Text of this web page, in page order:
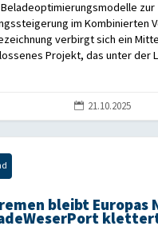
zur
im Kombinierten
verbirgt sich ein
Projekt, das unter der
 21.10.2025
bleibt Europas